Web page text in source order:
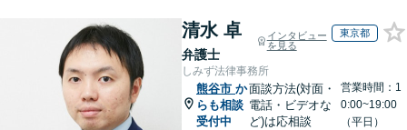
清水 卓
弁護士
インタビュー
を見る
東京都
しみず法律事務所
熊谷市 か
らも相談
受付中
面談方法(対面・
電話・ビデオな
ど)は応相談
営業時間：1
0:00~19:00
（平日）